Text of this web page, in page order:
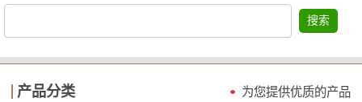
搜索
产品分类 为您提供优质的产品